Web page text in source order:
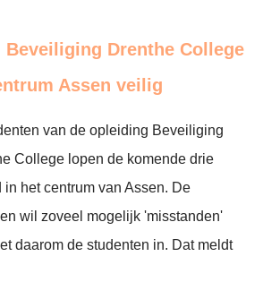
Beveiliging Drenthe College
Assen veilig
van de opleiding Beveiliging
College lopen de komende drie
in het centrum van Assen. De
wil zoveel mogelijk 'misstanden'
daarom de studenten in. Dat meldt